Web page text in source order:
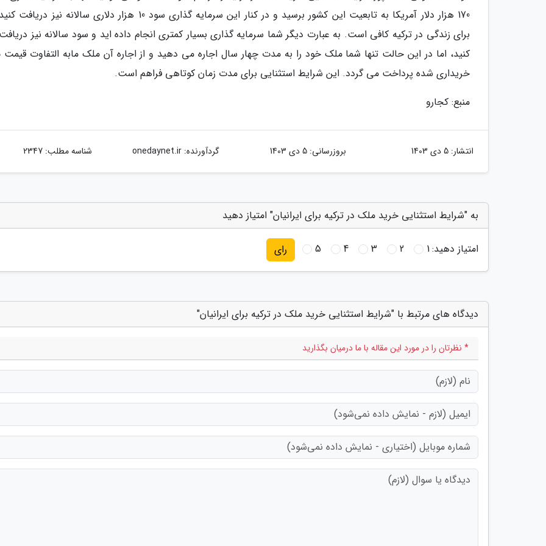
170 هزار دلار آمریکا به تابعیت این کشور برسید و در کنار این سرمایه گذاری سود 10 هزار دلاری سالانه نیز
برای زندگی در ترکیه کافی است. به عبارت دیگر شما سرمایه گذاری بسیار کمتری انجام داده اید و سود سالانه نیز
کنید، اما در این حالت تنها شما ملک خود را به مدت چهار سال اجاره می دهید و از اجاره آن ملک مابه التفاوت
خریداری شده پرداخت می گردد. این شرایط استثنایی برای مدت زمان کوتاهی فراهم است.
منبع: کجارو
انتشار: 5 دی 1403 بروزرسانی: 5 دی 1403 گردآورنده:onedaynet.ir شناسه مطلب: 2347
به "شرایط استثنایی خرید ملک در ترکیه برای ایرانیان" امتیاز دهید
امتیاز دهید:1
2
3
4
5 رای
دیدگاه های مرتبط با "شرایط استثنایی خرید ملک در ترکیه برای ایرانیان"
* نظرتان را در مورد این مقاله با ما درمیان بگذارید